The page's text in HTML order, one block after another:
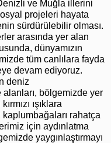
ve Muğla illerini
projeleri hayata
sürdürülebilir olması.
arasında yer alan
dünyamızın
tüm canlılara fayda
devam ediyoruz.
deniz
alanları, bölgemizde yer
ışıklara
rahatça
için aydınlatma
yaygınlaştırmayı